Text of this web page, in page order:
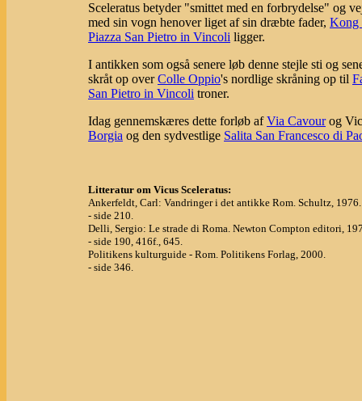
Sceleratus betyder "smittet med en forbrydelse" og
med sin vogn henover liget af sin dræbte fader, Kong
Piazza San Pietro in Vincoli ligger.
I antikken som også senere løb denne stejle sti og
skråt op overColle Oppio's nordlige skråning op til
San Pietro in Vincoli troner.
Idag gennemskæres dette forløb afVia Cavourog
Borgia og den sydvestlige Salita San Francesco di
Litteratur om Vicus Sceleratus:
Ankerfeldt, Carl: Vandringer i det antikke Rom. Schultz, 1976.
- side 210.
Delli, Sergio: Le strade di Roma. Newton Compton editori,
- side 190, 416f., 645.
Politikens kulturguide - Rom. Politikens Forlag, 2000.
- side 346.